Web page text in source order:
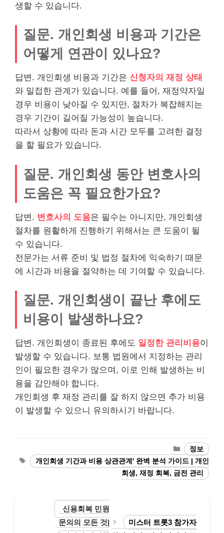
생할 수 있습니다.
질문. 개인회생 비용과 기간은
어떻게 연관이 있나요?
답변. 개인회생 비용과 기간은 신청자의 재정 상태
와 밀접한 관계가 있습니다. 예를 들어, 재정약자일
경우 비용이 낮아질 수 있지만, 절차가 복잡해지는
경우 기간이 길어질 가능성이 높습니다.
따라서 상황에 따라 돈과 시간 모두를 고려한 결정
을 할 필요가 있습니다.
질문. 개인회생 동안 변호사의
도움은 꼭 필요한가요?
답변. 변호사의 도움은 필수는 아니지만, 개인회생
절차를 원활하게 진행하기 위해서는 큰 도움이 될
수 있습니다.
전문가는 서류 준비 및 법정 절차에 익숙하기 때문
에 시간과 비용을 절약하는 데 기여할 수 있습니다.
질문. 개인회생이 끝난 후에도
비용이 발생하나요?
답변. 개인회생이 종료된 후에도 일정한 관리비용이
발생할 수 있습니다. 보통 법원에서 지정하는 관리
인이 필요한 경우가 많으며, 이로 인해 발생하는 비
용을 감안해야 합니다.
개인회생 후 재정 관리를 잘 하지 않으면 추가 비용
이 발생할 수 있으니 유의하시기 바랍니다.
Categories
정보
Tags
개인회생 기간과 비용 상관관계' 완벽 분석 가이드 | 개인
회생, 재정 회복, 금전 관리
신용회복 민원
문의의 모든 것|
미스터 트롯3 참가자